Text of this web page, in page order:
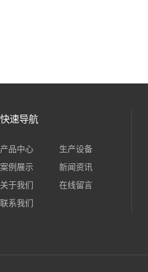
快速导航
产品中心
生产设备
案例展示
新闻资讯
关于我们
在线留言
联系我们